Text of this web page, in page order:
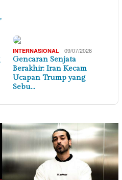
INTERNASIONAL 09/07/2026
Gencaran Senjata
Berakhir: Iran Kecam
Ucapan Trump yang
Sebu…